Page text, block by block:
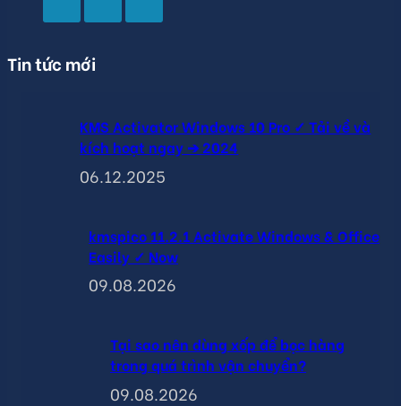
Tin tức mới
KMS Activator Windows 10 Pro ✓ Tải về và
kích hoạt ngay ➔ 2024
06.12.2025
kmspico 11.2.1 Activate Windows & Office
Easily ✓ Now
09.08.2026
Tại sao nên dùng xốp để bọc hàng
trong quá trình vận chuyển?
09.08.2026